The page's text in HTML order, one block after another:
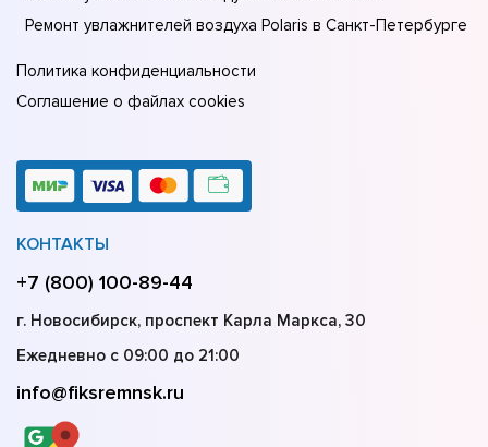
Ремонт увлажнителей воздуха Polaris в Санкт-Петербурге
Политика конфиденциальности
Соглашение о файлах cookies
КОНТАКТЫ
+7 (800) 100-89-44
г. Новосибирск, проспект Карла Маркса, 30
Ежедневно с 09:00 до 21:00
info@fiksremnsk.ru